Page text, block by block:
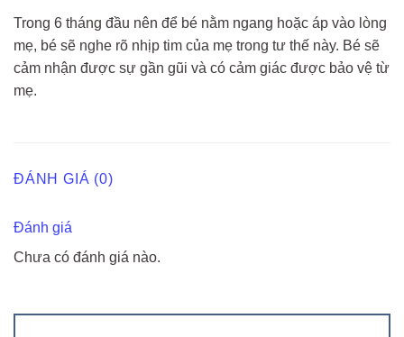
Trong 6 tháng đầu nên để bé nằm ngang hoặc áp vào lòng
mẹ, bé sẽ nghe rõ nhịp tim của mẹ trong tư thế này. Bé sẽ
cảm nhận được sự gần gũi và có cảm giác được bảo vệ từ
mẹ.
ĐÁNH GIÁ (0)
Đánh giá
Chưa có đánh giá nào.